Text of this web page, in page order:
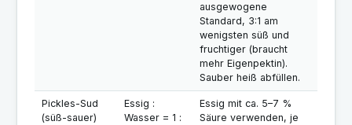
ausgewogene
Standard, 3:1 am
wenigsten süß und
fruchtiger (braucht
mehr Eigenpektin).
Sauber heiß abfüllen.
Pickles-Sud
(süß-sauer)
Essig :
Wasser = 1 :
Essig mit ca. 5–7 %
Säure verwenden, je